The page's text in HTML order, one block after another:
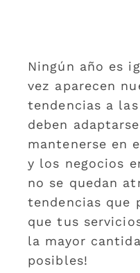
Ningún año es
vez aparecen
tendencias a
deben
mantenerse en
y los negocios
no se quedan
tendencias que
que tus
la mayor
posibles!